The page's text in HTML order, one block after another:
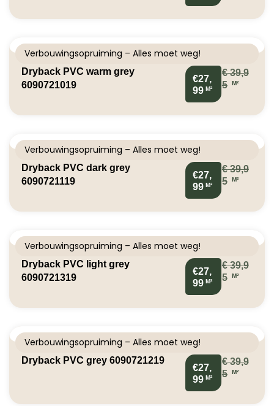
Verbouwingsopruiming – Alles moet weg!
Dryback PVC warm grey
6090721019
€27,
99 M²
€39,9
5
M²
Verbouwingsopruiming – Alles moet weg!
Dryback PVC dark grey
6090721119
€27,
99 M²
€39,9
5
M²
Verbouwingsopruiming – Alles moet weg!
Dryback PVC light grey
6090721319
€27,
99 M²
€39,9
5
M²
Verbouwingsopruiming – Alles moet weg!
Dryback PVC grey 6090721219
€27,
99 M²
€39,9
5
M²